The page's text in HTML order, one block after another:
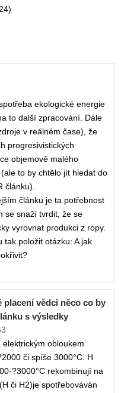
ekologické energie
to další zpracování. Dále
v reálném čase), že
progresivistických
objemově malého
to by chtělo jít hledat do
článku).
článku je ta potřebnost
se snaží tvrdit, že se
vyrovnat produkci z ropy.
tak položit otázku: A jak
vědci něco co by
s výsledky
obloukem
či spíše 3000°C. H
?3000°C rekombinují na
či H2)je spotřebováván